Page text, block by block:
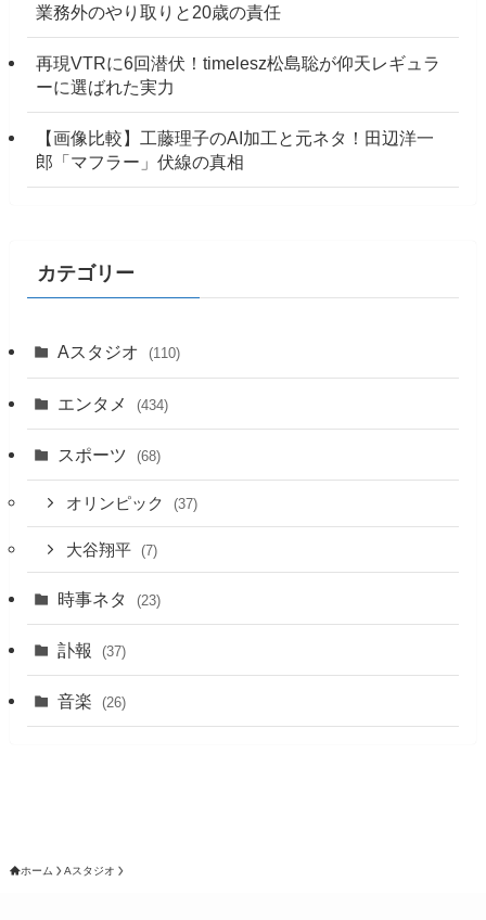
業務外のやり取りと20歳の責任
再現VTRに6回潜伏！timelesz松島聡が仰天レギュラ
ーに選ばれた実力
【画像比較】工藤理子のAI加工と元ネタ！田辺洋一
郎「マフラー」伏線の真相
カテゴリー
Aスタジオ (110)
エンタメ (434)
スポーツ (68)
オリンピック (37)
大谷翔平 (7)
時事ネタ (23)
訃報 (37)
音楽 (26)
ホーム Aスタジオ